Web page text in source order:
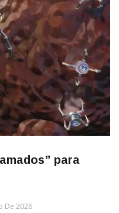
para
De 2026